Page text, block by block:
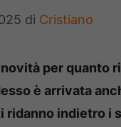
di Cristiano
novità per quanto
è arrivata
ridanno indietro i